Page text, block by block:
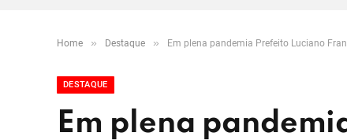
Home » Destaque » Em plena pandemia Prefeito Luciano
DESTAQUE
Em plena